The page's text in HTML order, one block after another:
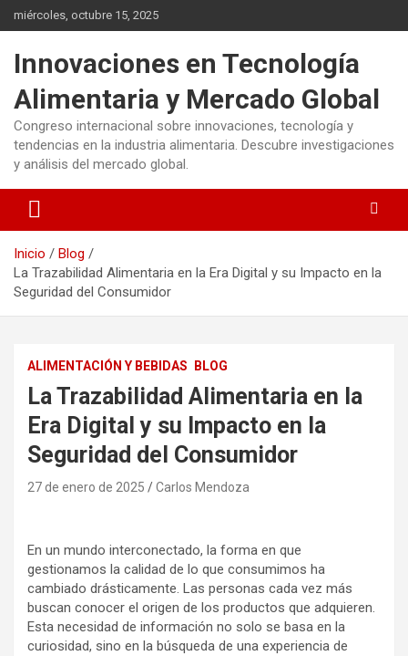
Saltar
al
miércoles, octubre 15, 2025
Innovaciones en Tecnología
Alimentaria y Mercado Global
Congreso internacional sobre innovaciones, tecnología y
tendencias en la industria alimentaria. Descubre investigaciones
y análisis del mercado global.
Inicio
Blog
La Trazabilidad Alimentaria en la Era Digital y su Impacto en la
Seguridad del Consumidor
ALIMENTACIÓN Y BEBIDAS BLOG
La Trazabilidad Alimentaria en la
Era Digital y su Impacto en la
Seguridad del Consumidor
27 de enero de 2025 Carlos Mendoza
En un mundo interconectado, la forma en que
gestionamos la calidad de lo que consumimos ha
cambiado drásticamente. Las personas cada vez más
buscan conocer el origen de los productos que adquieren.
Esta necesidad de información no solo se basa en la
curiosidad, sino en la búsqueda de una experiencia de